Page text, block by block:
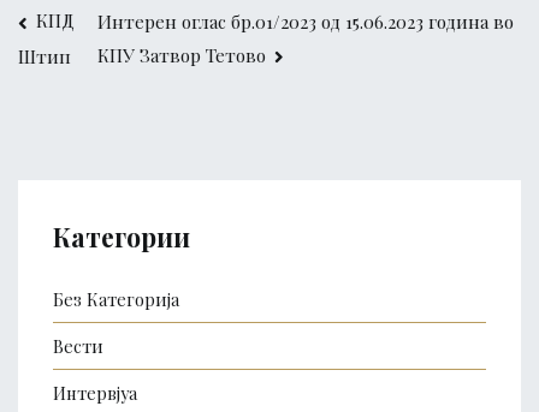
Post
navigation
КПД
Штип
Интерен оглас бр.01/2023 од 15.06.2023 година во
КПУ Затвор Тетово
Категории
Без Категорија
Вести
Интервјуа